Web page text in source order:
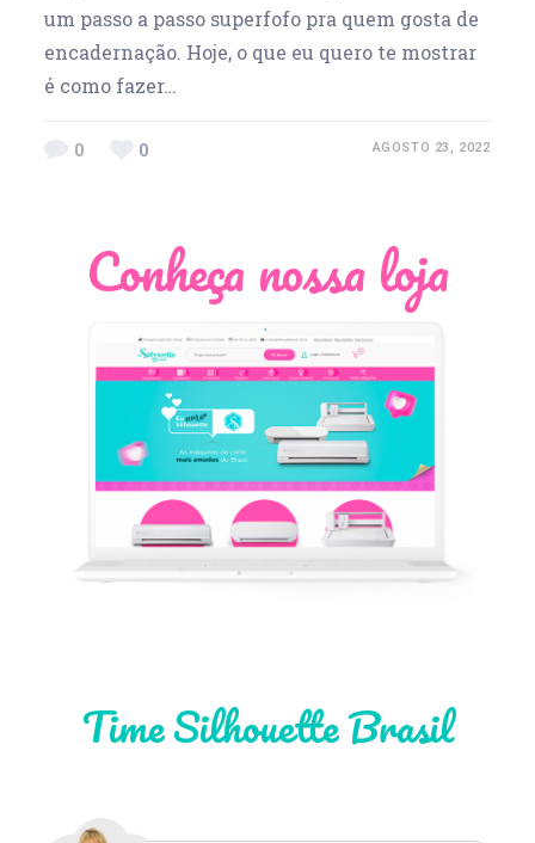
um passo a passo superfofo pra quem gosta de
encadernação. Hoje, o que eu quero te mostrar
é como fazer…
0 0 AGOSTO 23, 2022
Conheça nossa loja
Time Silhouette Brasil
Léia Pastori
Thiara Ney